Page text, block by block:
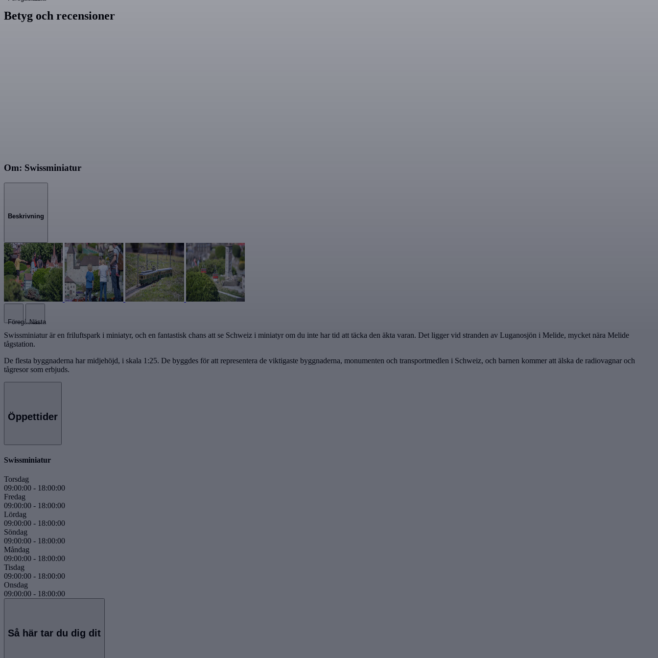
Betyg och recensioner
Om: Swissminiatur
Beskrivning
Föregående
Nästa
Swissminiatur är en friluftspark i miniatyr, och en fantastisk chans att se Schweiz i miniatyr om du inte har tid att täcka den äkta varan. Det ligger vid stranden av Luganosjön i Melide, mycket nära Melide
tågstation.
De flesta byggnaderna har midjehöjd, i skala 1:25. De byggdes för att representera de viktigaste byggnaderna, monumenten och transportmedlen i Schweiz, och barnen kommer att älska de radiovagnar och
tågresor som erbjuds.
Öppettider
Swissminiatur
Torsdag
09:00:00 - 18:00:00
Fredag
09:00:00 - 18:00:00
Lördag
09:00:00 - 18:00:00
Söndag
09:00:00 - 18:00:00
Måndag
09:00:00 - 18:00:00
Tisdag
09:00:00 - 18:00:00
Onsdag
09:00:00 - 18:00:00
Så här tar du dig dit